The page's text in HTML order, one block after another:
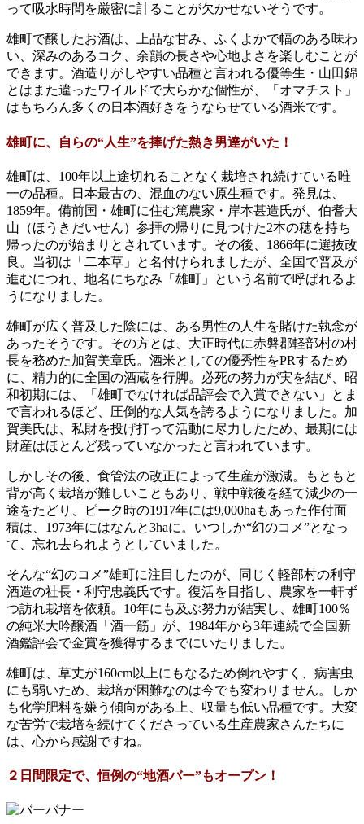
って吸水時間を厳密に計ることが欠かせないそうです。
雄町で醸したお酒は、上品な甘み、ふくよかで幅のある味わ
い、深みのあるコク、余韻の長さや心地よさを楽しむことが
できます。酒造りがしやすい品種と言われる優等生・山田錦
とはまた違ったワイルドで大らかな個性が、「オマチスト」
はもちろん多くの日本酒好きをうならせている酒米です。
雄町に、自らの“人生”を捧げた熱き男達がいた！
雄町は、100年以上途切れることなく栽培され続けている唯
一の品種。日本最古の、混血のない原生種です。発見は、
1859年。備前国・雄町に住む篤農家・岸本甚造氏が、伯耆大
山（ほうきだいせん）参拝の帰りに見つけた2本の穂を持ち
帰ったのが始まりとされています。その後、1866年に選抜改
良。当初は「二本草」と名付けられましたが、全国で普及が
進むにつれ、地名にちなみ「雄町」という名前で呼ばれるよ
うになりました。
雄町が広く普及した陰には、ある男性の人生を賭けた執念が
あったそうです。その方とは、大正時代に赤磐郡軽部村の村
長を務めた加賀美章氏。酒米としての優秀性をPRするため
に、精力的に全国の酒蔵を行脚。必死の努力が実を結び、昭
和初期には、「雄町でなければ品評会で入賞できない」とま
で言われるほど、圧倒的な人気を誇るようになりました。加
賀美氏は、私財を投げ打って活動に尽力したため、最期には
財産はほとんど残っていなかったと言われています。
しかしその後、食管法の改正によって生産が激減。もともと
背が高く栽培が難しいこともあり、戦中戦後を経て減少の一
途をたどり、ピーク時の1917年には9,000haもあった作付面
積は、1973年にはなんと3haに。いつしか“幻のコメ”となっ
て、忘れ去られようとしていました。
そんな“幻のコメ”雄町に注目したのが、同じく軽部村の利守
酒造の社長・利守忠義氏です。復活を目指し、農家を一軒ず
つ訪れ栽培を依頼。10年にも及ぶ努力が結実し、雄町100％
の純米大吟醸酒「酒一筋」が、1984年から3年連続で全国新
酒鑑評会で金賞を獲得するまでにいたりました。
雄町は、草丈が160cm以上にもなるため倒れやすく、病害虫
にも弱いため、栽培が困難なのは今でも変わりません。しか
も化学肥料を嫌う傾向がある上、収量も低い品種です。大変
な苦労で栽培を続けてくださっている生産農家さんたちに
は、心から感謝ですね。
２日間限定で、恒例の“地酒バー”もオープン！